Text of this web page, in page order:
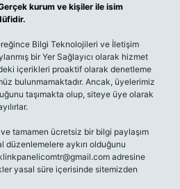
kurum ve kişiler ile isim
Bilgi Teknolojileri ve İletişim
bir Yer Sağlayıcı olarak hizmet
içerikleri proaktif olarak denetleme
bulunmamaktadır. Ancak, üyelerimiz
taşımakta olup, siteye üye olarak
tamamen ücretsiz bir bilgi paylaşım
aykırı olduğunu
adresine
yasal süre içerisinde sitemizden